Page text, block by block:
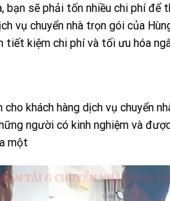
bạn sẽ phải tốn nhiều chi phí
vụ chuyển nhà trọn gói của
tiết kiệm chi phí và tối ưu hóa
cho khách hàng dịch vụ chuyển
người có kinh nghiệm và
một